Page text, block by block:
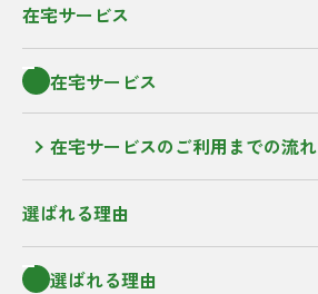
在宅サービス
在宅サービス
在宅サービスのご利用までの流れ
選ばれる理由
選ばれる理由